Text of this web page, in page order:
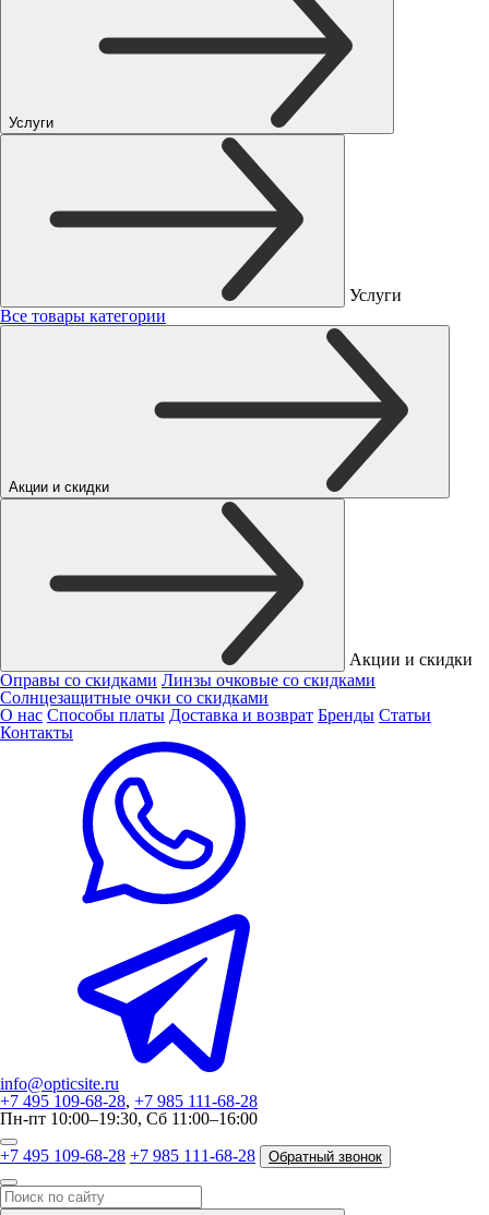
Услуги
Услуги
Все товары категории
Акции и скидки
Акции и скидки
Оправы со скидками Линзы очковые со скидками
Солнцезащитные очки со скидками
О нас Способы платы Доставка и возврат Бренды Статьи
Контакты
info@opticsite.ru
+7 495 109-68-28, +7 985 111-68-28
Пн-пт 10:00–19:30, Сб 11:00–16:00
+7 495 109-68-28 +7 985 111-68-28 Обратный звонок